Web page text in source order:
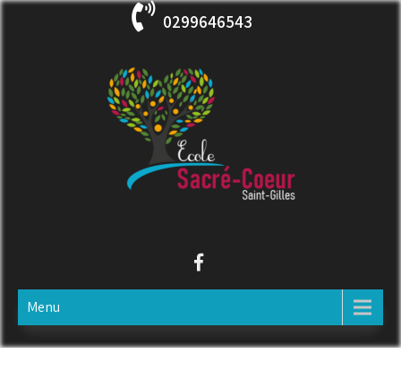
Skip
0299646543
ECOLE SACRE COEUR
Menu